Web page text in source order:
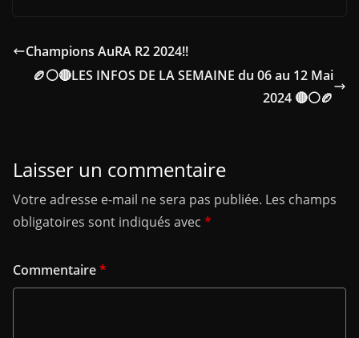
Champions AuRA R2 2024!!
🏉⚪🔴LES INFOS DE LA SEMAINE du 06 au 12 Mai
2024 🔴⚪🏉
Laisser un commentaire
Votre adresse e-mail ne sera pas publiée. Les champs
obligatoires sont indiqués avec *
Commentaire*